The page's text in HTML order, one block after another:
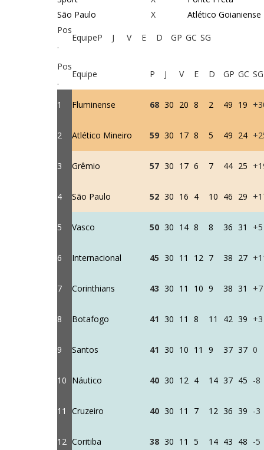
São Paulo
X
Atlético Goianiense
Pos
.
EquipeP J V E D GP GC SG
Pos
.
Equipe P J V E D GP GC SG
1 Fluminense 68 30 20 8 2 49 19
2 Atlético Mineiro 59 30 17 8 5 49 24
3 Grêmio 57 30 17 6 7 44 25
4 São Paulo 52 30 16 4 10 46 29
5 Vasco 50 30 14 8 8 36 31 +5
6 Internacional 45 30 11 12 7 38 27
7 Corinthians 43 30 11 10 9 38 31 +7
8 Botafogo 41 30 11 8 11 42 39 +3
9 Santos 41 30 10 11 9 37 37 0
10 Náutico 40 30 12 4 14 37 45 -8
11 Cruzeiro 40 30 11 7 12 36 39 -3
12 Coritiba 38 30 11 5 14 43 48 -5